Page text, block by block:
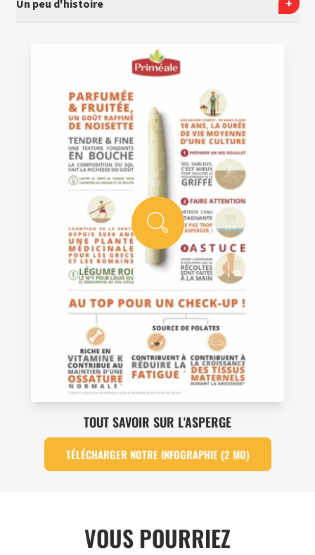
Un peu d'histoire
TOUT SAVOIR SUR L'ASPERGE
TÉLÉCHARGER NOTRE INFOGRAPHIE (2 MO)
VOUS POURRIEZ